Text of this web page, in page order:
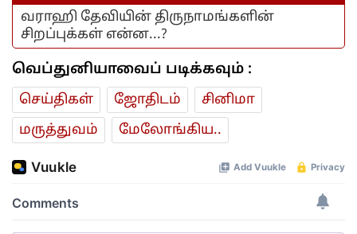
வராஹி தேவியின் திருநாமங்களின்
சிறப்புக்கள் என்ன...?
வெப்துனியாவைப் படிக்கவும் :
செய்திகள் ஜோ‌திட‌ம்
சினிமா
மரு‌த்துவ‌ம்
மேலோங்கிய..